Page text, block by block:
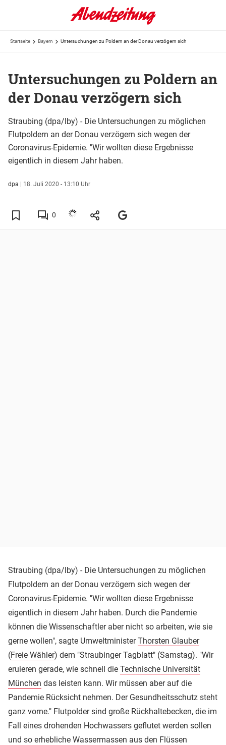
Startseite Bayern Untersuchungen zu Poldern an der Donau verzögern sich
Untersuchungen zu Poldern an
der Donau verzögern sich
Straubing (dpa/lby) - Die Untersuchungen zu möglichen
Flutpoldern an der Donau verzögern sich wegen der
Coronavirus-Epidemie. "Wir wollten diese Ergebnisse
eigentlich in diesem Jahr haben.
dpa | 18. Juli 2020 - 13:10 Uhr
0
Straubing (dpa/lby) - Die Untersuchungen zu möglichen
Flutpoldern an der Donau verzögern sich wegen der
Coronavirus-Epidemie. "Wir wollten diese Ergebnisse
eigentlich in diesem Jahr haben. Durch die Pandemie
können die Wissenschaftler aber nicht so arbeiten, wie sie
gerne wollen", sagte UmweltministerThorsten Glauber
(Freie Wähler) dem "Straubinger Tagblatt" (Samstag). "Wir
eruieren gerade, wie schnell die Technische Universität
München das leisten kann. Wir müssen aber auf die
Pandemie Rücksicht nehmen. Der Gesundheitsschutz steht
ganz vorne." Flutpolder sind große Rückhaltebecken, die im
Fall eines drohenden Hochwassers geflutet werden sollen
und so erhebliche Wassermassen aus den Flüssen